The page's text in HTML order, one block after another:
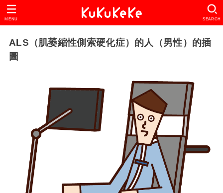
SEARCH
MENU
ALS（肌萎縮性側索硬化症）的人（男性）的插
圖